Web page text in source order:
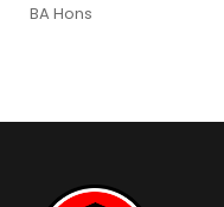
BA Hons